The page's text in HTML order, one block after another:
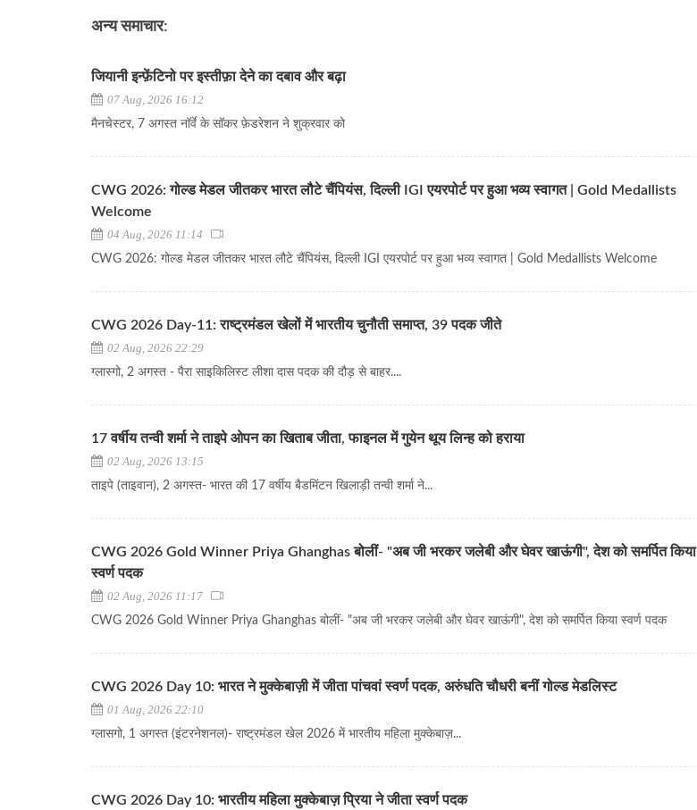
अन्य समाचार:
जियानी इन्फ़ेंटिनो पर इस्तीफ़ा देने का दबाव और बढ़ा
07 Aug, 2026 16:12
मैनचेस्टर, 7 अगस्त नॉर्वे के सॉकर फ़ेडरेशन ने शुक्रवार को
CWG 2026: गोल्ड मेडल जीतकर भारत लौटे चैंपियंस, दिल्ली IGI एयरपोर्ट पर हुआ भव्य स्वागत | Gold Medallists
Welcome
04 Aug, 2026 11:14
CWG 2026: गोल्ड मेडल जीतकर भारत लौटे चैंपियंस, दिल्ली IGI एयरपोर्ट पर हुआ भव्य स्वागत | Gold Medallists Welcome
CWG 2026 Day-11: राष्ट्रमंडल खेलों में भारतीय चुनौती समाप्त, 39 पदक जीते
02 Aug, 2026 22:29
ग्लास्गो, 2 अगस्त - पैरा साइकिलिस्ट लीशा दास पदक की दौड़ से बाहर....
17 वर्षीय तन्वी शर्मा ने ताइपे ओपन का खिताब जीता, फाइनल में गुयेन थूय लिन्ह को हराया
02 Aug, 2026 13:15
ताइपे (ताइवान), 2 अगस्त- भारत की 17 वर्षीय बैडमिंटन खिलाड़ी तन्वी शर्मा ने...
CWG 2026 Gold Winner Priya Ghanghas बोलीं- "अब जी भरकर जलेबी और घेवर खाऊंगी", देश को समर्पित किया
स्वर्ण पदक
02 Aug, 2026 11:17
CWG 2026 Gold Winner Priya Ghanghas बोलीं- "अब जी भरकर जलेबी और घेवर खाऊंगी", देश को समर्पित किया स्वर्ण पदक
CWG 2026 Day 10: भारत ने मुक्केबाज़ी में जीता पांचवां स्वर्ण पदक, अरुंधति चौधरी बनीं गोल्ड मेडलिस्ट
01 Aug, 2026 22:10
ग्लासगो, 1 अगस्त (इंटरनेशनल)- राष्ट्रमंडल खेल 2026 में भारतीय महिला मुक्केबाज़...
CWG 2026 Day 10: भारतीय महिला मुक्केबाज़ प्रिया ने जीता स्वर्ण पदक